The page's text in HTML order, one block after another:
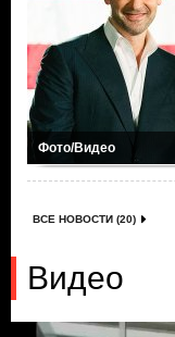
Фото/Видео
ВСЕ НОВОСТИ (20)
Видео